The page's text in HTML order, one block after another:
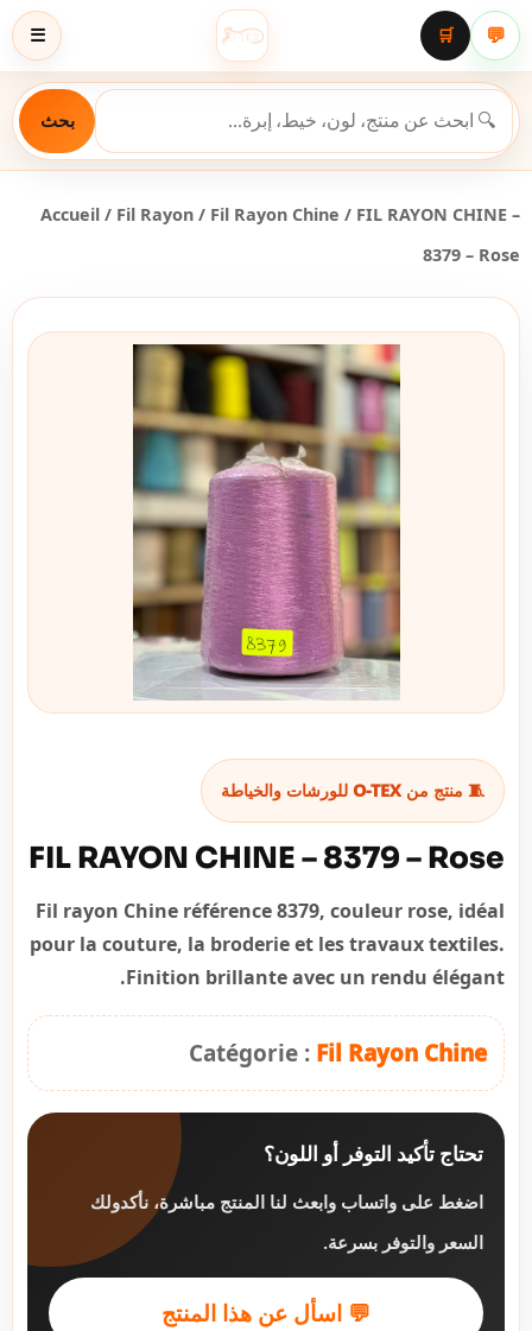
☰ 💬
🛒
بحث
Accueil / Fil Rayon / Fil Rayon Chine / FIL RAYON CHINE –
8379 – Rose
🧵 منتج من O-TEX للورشات والخياطة
FIL RAYON CHINE – 8379 – Rose
Fil rayon Chine référence 8379, couleur rose, idéal
pour la couture, la broderie et les travaux textiles.
Finition brillante avec un rendu élégant.
Catégorie : Fil Rayon Chine
تحتاج تأكيد التوفر أو اللون؟
اضغط على واتساب وابعث لنا المنتج مباشرة، نأكدولك
السعر والتوفر بسرعة.
💬 اسأل عن هذا المنتج